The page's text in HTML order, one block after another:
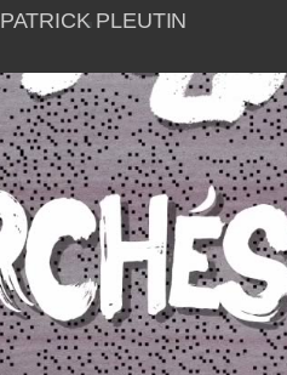
PATRICK PLEUTIN